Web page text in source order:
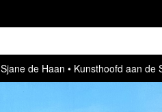
Sjane de Haan Kunsthoofd aan de